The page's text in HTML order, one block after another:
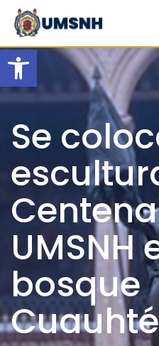
Open toolbar
Skip
content
Se
UMSNH
bosque